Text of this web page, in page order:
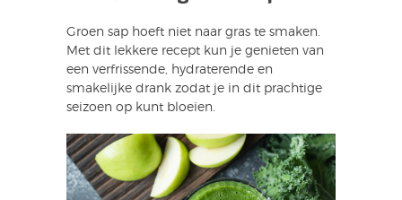
Groen sap hoeft niet naar gras te smaken.
Met dit lekkere recept kun je genieten van
een verfrissende, hydraterende en
smakelijke drank zodat je in dit prachtige
seizoen op kunt bloeien.